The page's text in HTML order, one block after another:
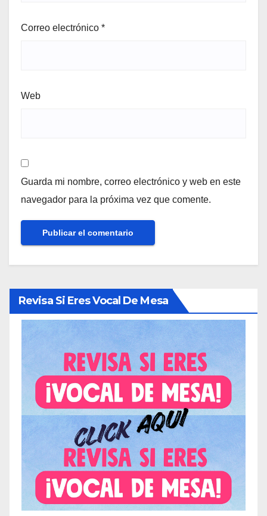
Correo electrónico *
Web
Guarda mi nombre, correo electrónico y web en este
navegador para la próxima vez que comente.
Revisa Si Eres Vocal De Mesa